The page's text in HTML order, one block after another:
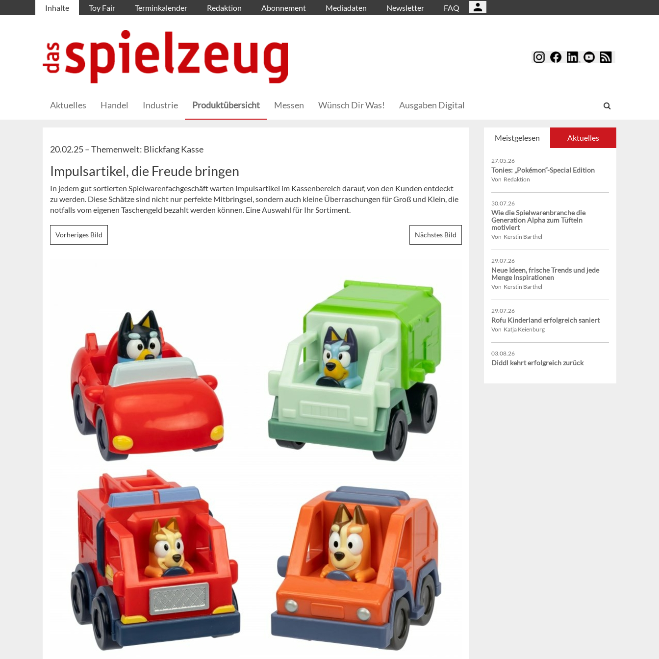
Inhalte Toy Fair Terminkalender Redaktion Abonnement Mediadaten Newsletter FAQ
Aktuelles Handel Industrie Produktübersicht Messen Wünsch Dir Was! Ausgaben Digital
20.02.25 –Themenwelt: Blickfang Kasse
Impulsartikel, die Freude bringen
In jedem gut sortierten Spielwarenfachgeschäft warten Impulsartikel im Kassenbereich darauf, von den Kunden entdeckt
zu werden. Diese Schätze sind nicht nur perfekte Mitbringsel, sondern auch kleine Überraschungen für Groß und Klein, die
notfalls vom eigenen Taschengeld bezahlt werden können. Eine Auswahl für Ihr Sortiment.
Vorheriges Bild Nächstes Bild
Meistgelesen Aktuelles
27.05.26
Tonies: „Pokémon“-Special Edition
Von Redaktion
30.07.26
Wie die Spielwarenbranche die
Generation Alpha zum Tüfteln
motiviert
Von Kerstin Barthel
29.07.26
Neue Ideen, frische Trends und jede
Menge Inspirationen
Von Kerstin Barthel
29.07.26
Rofu Kinderland erfolgreich saniert
Von Katja Keienburg
03.08.26
Diddl kehrt erfolgreich zurück